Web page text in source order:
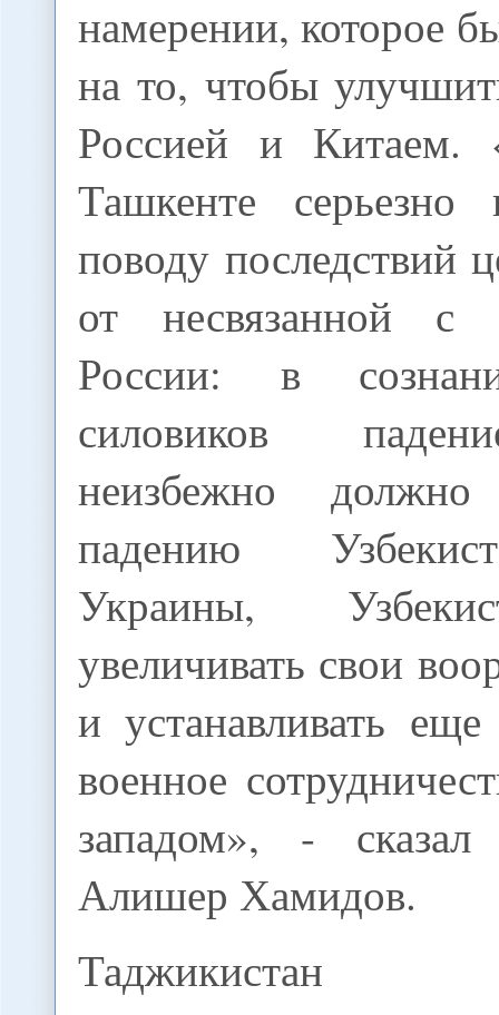
намерении, которое
на то, чтобы
Россией и Китаем.
Ташкенте серьезно
поводу последствий
от несвязанной с
России: в
силовиков
неизбежно
падению
Украины,
увеличивать свои
и устанавливать
военное
западом», - сказал
Алишер Хамидов.
Таджикистан